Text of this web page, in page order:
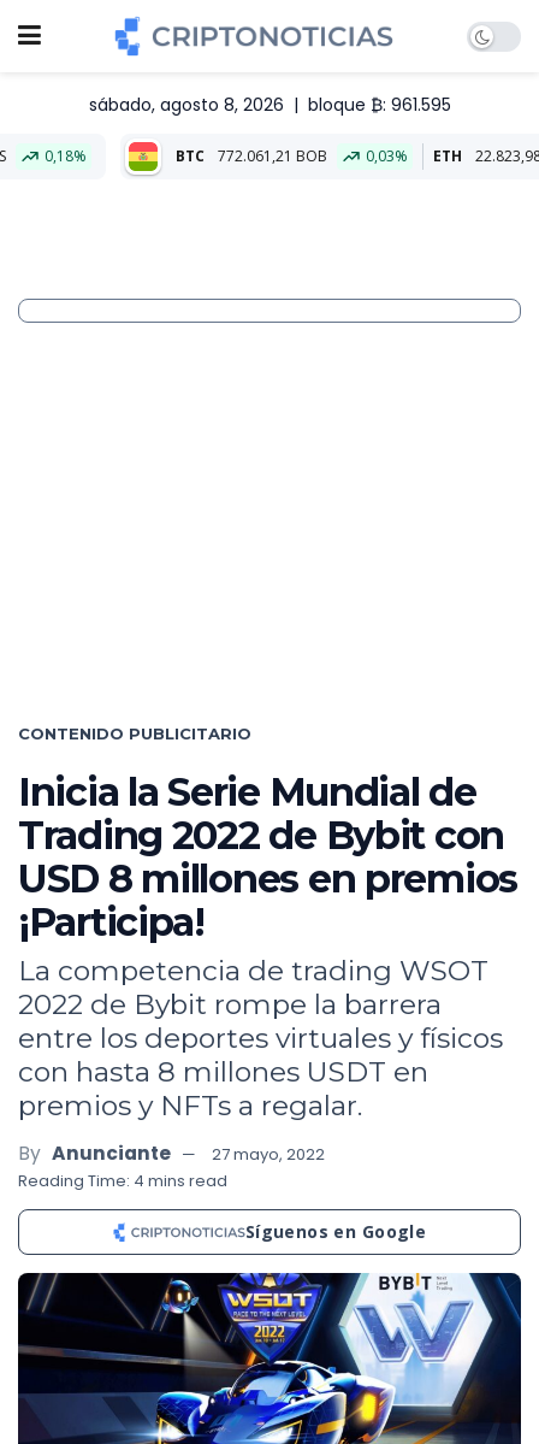
sábado, agosto 8, 2026 | bloque ₿: 961.595
BTC 772.061,21 BOB 0,03% ETH 22.823,98 BOB
CONTENIDO PUBLICITARIO
Inicia la Serie Mundial de
Trading 2022 de Bybit con
USD 8 millones en premios
¡Participa!
La competencia de trading WSOT
2022 de Bybit rompe la barrera
entre los deportes virtuales y físicos
con hasta 8 millones USDT en
premios y NFTs a regalar.
By Anunciante
27 mayo, 2022
Reading Time: 4 mins read
Síguenos en Google